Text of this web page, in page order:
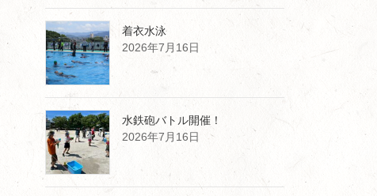
着衣水泳
2026年7月16日
水鉄砲バトル開催！
2026年7月16日